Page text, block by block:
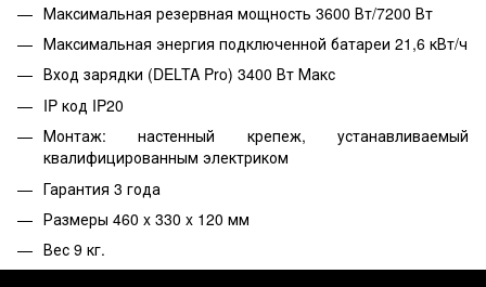
Максимальная резервная мощность 3600 Вт/7200 Вт
Максимальная энергия подключенной батареи 21,6 кВт/ч
Вход зарядки (DELTA Pro) 3400 Вт Макс
IP код IP20
Монтаж: настенный крепеж, устанавливаемый
квалифицированным электриком
Гарантия 3 года
Размеры 460 x 330 x 120 мм
Вес 9 кг.